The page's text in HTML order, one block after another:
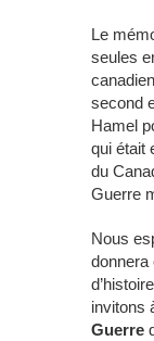
Le
seules
second
Hamel
qui était
du
Guerre
Nous
donnera
invitons
Guerre